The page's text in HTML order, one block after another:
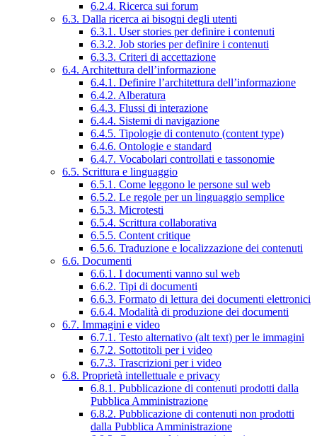
6.2.4. Ricerca sui forum
6.3. Dalla ricerca ai bisogni degli utenti
6.3.1. User stories per definire i contenuti
6.3.2. Job stories per definire i contenuti
6.3.3. Criteri di accettazione
6.4. Architettura dell’informazione
6.4.1. Definire l’architettura dell’informazione
6.4.2. Alberatura
6.4.3. Flussi di interazione
6.4.4. Sistemi di navigazione
6.4.5. Tipologie di contenuto (content type)
6.4.6. Ontologie e standard
6.4.7. Vocabolari controllati e tassonomie
6.5. Scrittura e linguaggio
6.5.1. Come leggono le persone sul web
6.5.2. Le regole per un linguaggio semplice
6.5.3. Microtesti
6.5.4. Scrittura collaborativa
6.5.5. Content critique
6.5.6. Traduzione e localizzazione dei contenuti
6.6. Documenti
6.6.1. I documenti vanno sul web
6.6.2. Tipi di documenti
6.6.3. Formato di lettura dei documenti elettronici
6.6.4. Modalità di produzione dei documenti
6.7. Immagini e video
6.7.1. Testo alternativo (alt text) per le immagini
6.7.2. Sottotitoli per i video
6.7.3. Trascrizioni per i video
6.8. Proprietà intellettuale e privacy
6.8.1. Pubblicazione di contenuti prodotti dalla
Pubblica Amministrazione
6.8.2. Pubblicazione di contenuti non prodotti
dalla Pubblica Amministrazione